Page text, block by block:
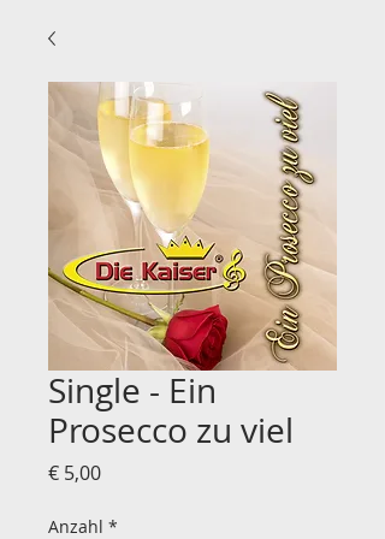
Single - Ein
Prosecco zu viel
€ 5,00Preis
Anzahl *